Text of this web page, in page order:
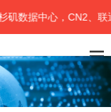
中心，CN2、联通、